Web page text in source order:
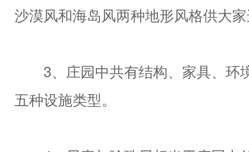
沙漠风和海岛风两种地形风格供大家
3、庄园中共有结构、家具、环
五种设施类型。